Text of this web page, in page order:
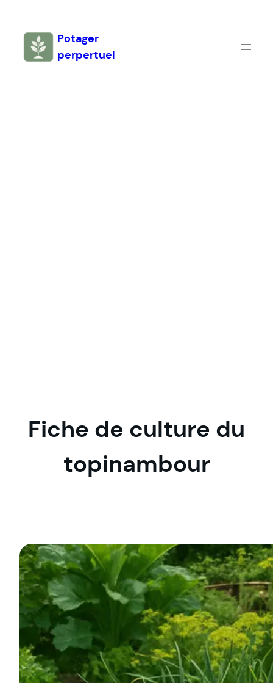
contenu
Potager
perpertuel
Fiche de culture du
topinambour